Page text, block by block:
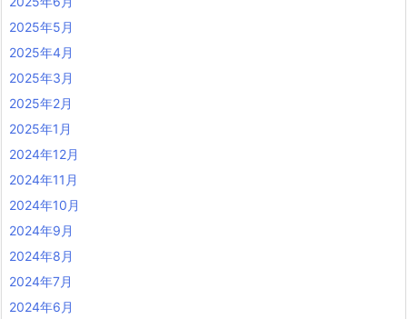
2025年5月
2025年4月
2025年3月
2025年2月
2025年1月
2024年12月
2024年11月
2024年10月
2024年9月
2024年8月
2024年7月
2024年6月